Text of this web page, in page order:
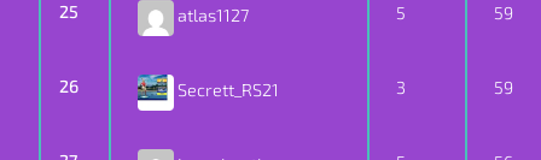
25 atlas1127 5 59
26 Secrett_RS21 3 59